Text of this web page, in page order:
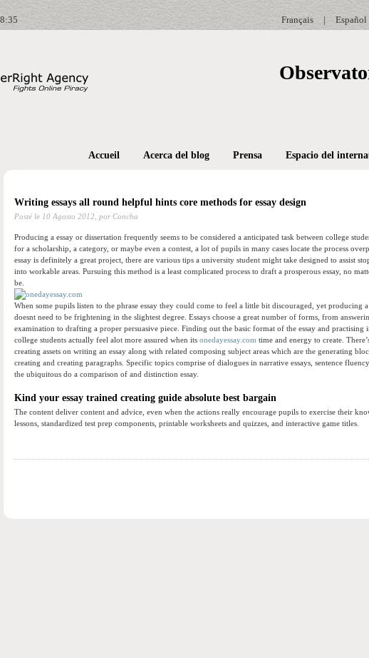
Español
|
Français
Accueil Acerca del blog Prensa Espacio del
Writing essays all round helpful hints core methods for essay design
Posté le 10 Agosto 2012, por Concha
Producing a essay or dissertation frequently seems to be considered a anticipated task between college
for a scholarship, a category, or maybe even a contest, a lot of pupils in many cases locate the process
essay is definitely a great project, there are various tips a university student might take designed to assist
into workable areas. Pursuing this method is a least complicated process to draft a prosperous essay, no
be.
When some pupils listen to the phrase essay they could come to feel a little bit discouraged, yet producing a
doesnt need to be frightening in the slightest degree. Essays choose a great number of forms, from
examination to drafting a proper persuasive piece. Finding out the basic format of the essay and practising
college students actually feel alot more assured when its onedayessay.com time and energy to create.
creating assets on writing an essay along with related composing subject areas which are the generating
creating and creating paragraphs. Specific topics comprise of dialogues in narrative essays, sentence
the ubiquitous do a comparison of and distinction essay.
Kind your essay trained creating guide absolute best bargain
The content deliver content and advice, even when the actions really encourage pupils to exercise their
lessons, standardized test prep components, printable worksheets and quizzes, and interactive game titles.